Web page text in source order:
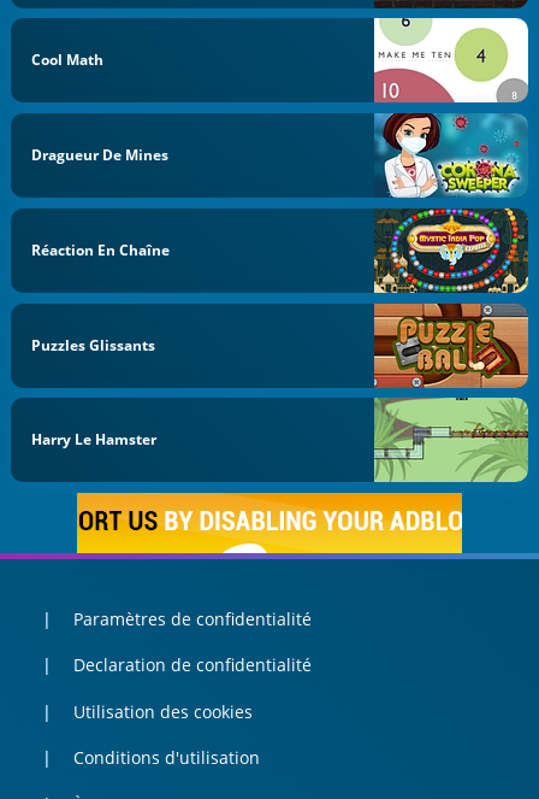
Cool Math
Dragueur De Mines
Réaction En Chaîne
Puzzles Glissants
Harry Le Hamster
Paramètres de confidentialité
Declaration de confidentialité
Utilisation des cookies
Conditions d'utilisation